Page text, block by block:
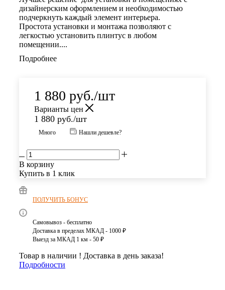
дизайнерским оформлением и необходимостью
подчеркнуть каждый элемент интерьера.
Простота установки и монтажа позволяют с
легкостью установить плинтус в любом
помещении....
Подробнее
1 880 руб./шт
Варианты цен
1 880 руб./шт
Много Нашли дешевле?
В корзину
Купить в 1 клик
ПОЛУЧИТЬ БОНУС
Самовывоз - бесплатно
Доставка в пределах МКАД - 1000 ₽
Выезд за МКАД 1 км - 50 ₽
Товар в наличии ! Доставка в день заказа!
Подробности